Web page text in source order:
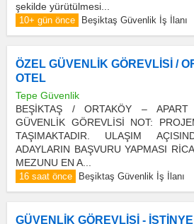
şekilde yürütülmesi...
10+ gün önce Beşiktaş Güvenlik İş İlanı
ÖZEL GÜVENLİK GÖREVLİSİ /
OTEL
Tepe Güvenlik
BEŞİKTAŞ / ORTAKÖY – APART
GÜVENLİK GÖREVLİSİ NOT:
TAŞIMAKTADIR. ULAŞIM
ADAYLARIN BAŞVURU YAPMASI
MEZUNU EN A...
16 saat önce Beşiktaş Güvenlik İş İlanı
GÜVENLİK GÖREVLİSİ - İSTİNYE